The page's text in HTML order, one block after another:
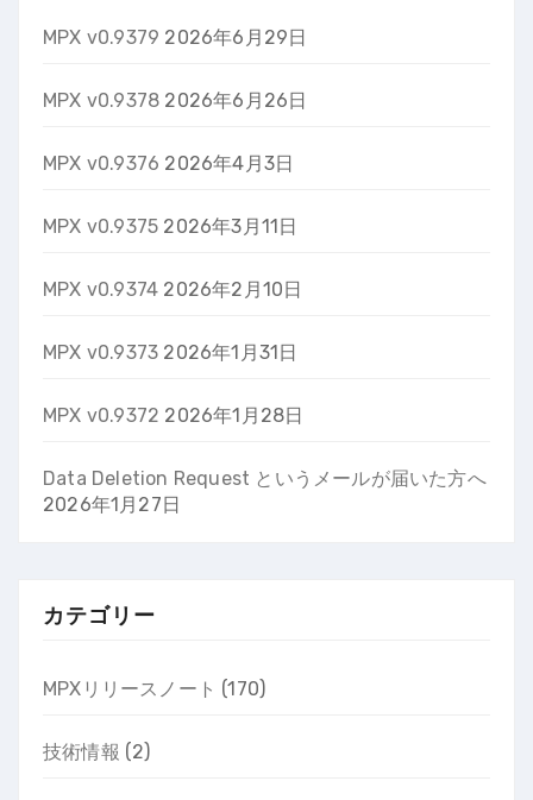
MPX v0.9379 2026年6月29日
MPX v0.9378 2026年6月26日
MPX v0.9376 2026年4月3日
MPX v0.9375 2026年3月11日
MPX v0.9374 2026年2月10日
MPX v0.9373 2026年1月31日
MPX v0.9372 2026年1月28日
Data Deletion Request というメールが届いた方へ
2026年1月27日
カテゴリー
MPXリリースノート (170)
技術情報 (2)